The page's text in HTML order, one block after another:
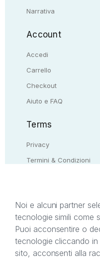
Narrativa
Account
Accedi
Carrello
Checkout
Aiuto e FAQ
Terms
Privacy
Termini & Condizioni
Il presente sito web
titolare di tutti i
afferenti ai marchi,
Noi e alcuni partner
tecnologie simili come
Puoi acconsentire o
tecnologie cliccando in
sito, acconsenti alla